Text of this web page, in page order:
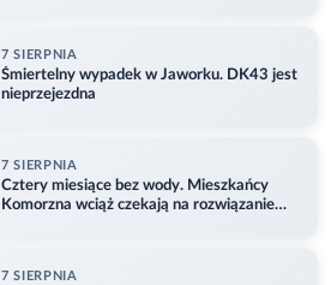
7 SIERPNIA
Śmiertelny wypadek w Jaworku. DK43 jest
nieprzejezdna
7 SIERPNIA
Cztery miesiące bez wody. Mieszkańcy
Komorzna wciąż czekają na rozwiązanie
7 SIERPNIA